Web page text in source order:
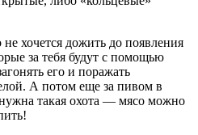
хочется дожить до появления
за тебя будут с помощью
его и поражать
А потом еще за пивом в
такая охота — мясо можно